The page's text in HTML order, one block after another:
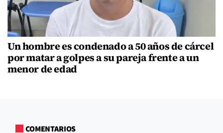
Un hombre es condenado a 50 años de cárcel
por matar a golpes a su pareja frente a un
menor de edad
COMENTARIOS